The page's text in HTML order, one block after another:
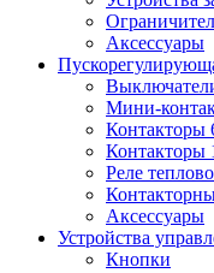
Аксессуары
Мини-
Контакторы
Контакторы
Реле
Аксессуары
Устройства
Кнопки